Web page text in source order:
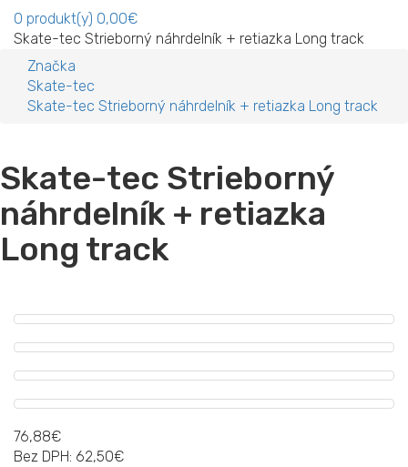
0 produkt(y) 0,00€
Skate-tec Strieborný náhrdelník + retiazka Long track
Značka
Skate-tec
Skate-tec Strieborný náhrdelník + retiazka Long track
Skate-tec Strieborný
náhrdelník + retiazka
Long track
76,88€
Bez DPH: 62,50€